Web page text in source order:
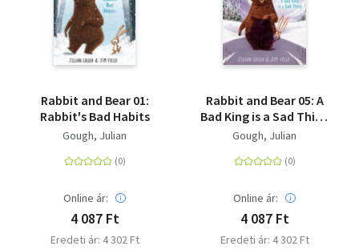
Rabbit and Bear 01:
Rabbit's Bad Habits
Gough, Julian
Online ár:
4 087 Ft
Eredeti ár: 4 302 Ft
Rabbit and Bear 05: A
Bad King is a Sad Thing
- Book 5
Gough, Julian
Online ár:
4 087 Ft
Eredeti ár: 4 302 Ft